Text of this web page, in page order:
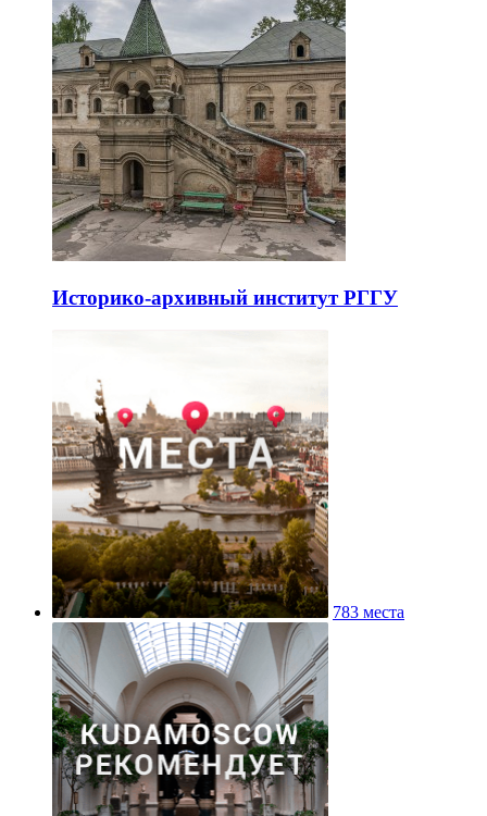
Историко-архивный институт РГГУ
783 места